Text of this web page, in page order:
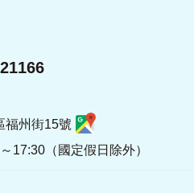
福州街15號
17:30（國定假日除外）